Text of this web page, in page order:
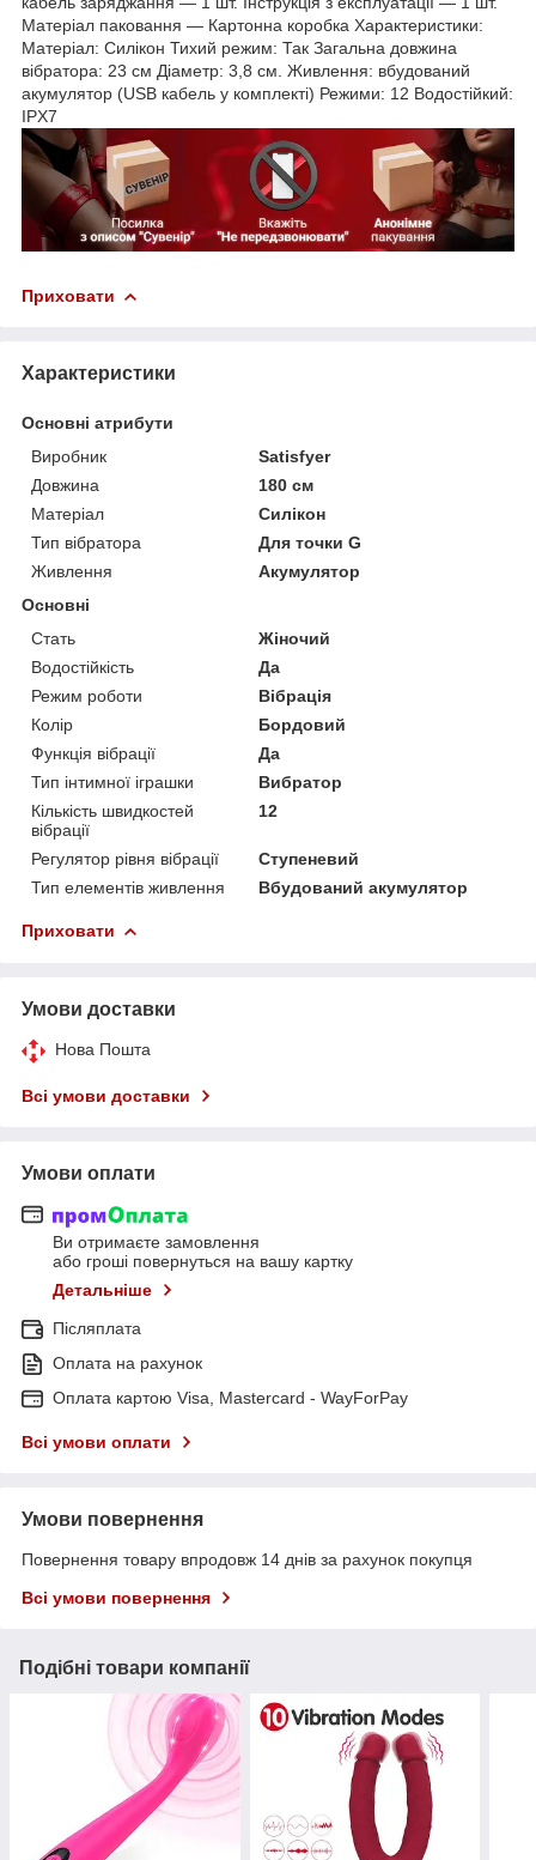
Матеріал паковання — Картонна коробка Характеристики:
Матеріал: Силікон Тихий режим: Так Загальна довжина
вібратора: 23 см Діаметр: 3,8 см. Живлення: вбудований
акумулятор (USB кабель у комплекті) Режими: 12 Водостійкий:
IPX7
Приховати
Характеристики
Основні атрибути
Виробник
Satisfyer
Довжина
180 см
Матеріал
Силікон
Тип вібратора
Для точки G
Живлення
Акумулятор
Основні
Стать
Жіночий
Водостійкість
Да
Режим роботи
Вібрація
Колір
Бордовий
Функція вібрації
Да
Тип інтимної іграшки
Вибратор
Кількість швидкостей
вібрації
12
Регулятор рівня вібрації
Ступеневий
Тип елементів живлення
Вбудований акумулятор
Приховати
Умови доставки
Нова Пошта
Всі умови доставки
Умови оплати
Ви отримаєте замовлення
або гроші повернуться на вашу картку
Детальніше
Післяплата
Оплата на рахунок
Оплата картою Visa, Mastercard - WayForPay
Всі умови оплати
Умови повернення
Повернення товару впродовж 14 днів за рахунок покупця
Всі умови повернення
Подібні товари компанії